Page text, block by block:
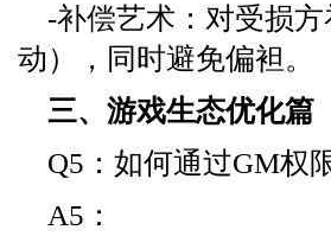
-补偿艺术：对受损
动），同时避免偏袒。
三、游戏生态优化篇
Q5：如何通过GM权
A5：